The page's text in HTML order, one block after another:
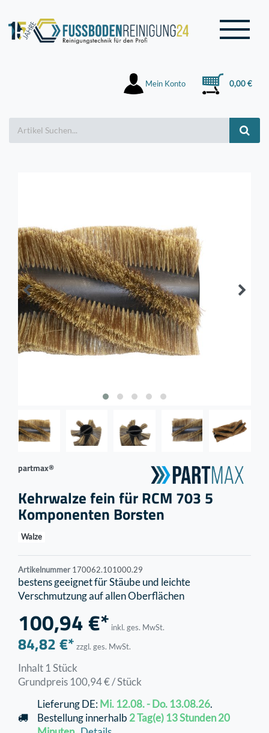
Mein Konto 0,00 €
partmax®
Kehrwalze fein für RCM 703 5
Komponenten Borsten
Walze
Artikelnummer170062.101000.29
bestens geeignet für Stäube und leichte
Verschmutzung auf allen Oberflächen
100,94 €* inkl. ges. MwSt.
84,82 €* zzgl. ges. MwSt.
Inhalt 1Stück
Grundpreis 100,94 € / Stück
Lieferung DE:Mi. 12.08. - Do. 13.08.26.
Bestellung innerhalb 2 Tag(e) 13 Stunden20